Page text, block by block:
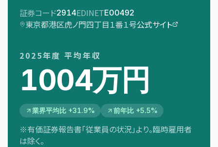
証券コード2914EDINETE00492
東京都港区虎ノ門四丁目１番１号公式サイト
2025年度 平均年収
1004万円
業界平均比 +31.9% 前年比 +5.5%
※有価証券報告書「従業員の状況」より。臨時雇用者
は除く。